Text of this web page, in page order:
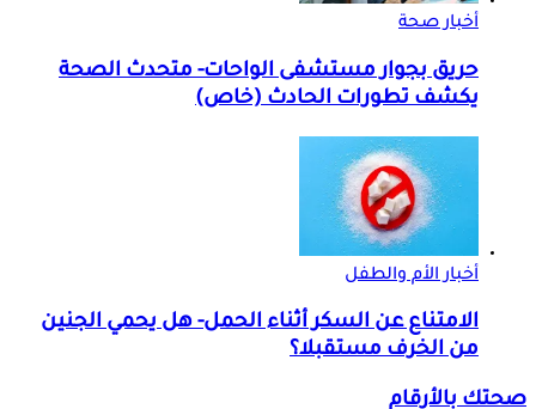
أخبار صحة
حريق بجوار مستشفى الواحات- متحدث الصحة
يكشف تطورات الحادث (خاص)
أخبار الأم والطفل
الامتناع عن السكر أثناء الحمل- هل يحمي الجنين
من الخرف مستقبلا؟
صحتك بالأرقام